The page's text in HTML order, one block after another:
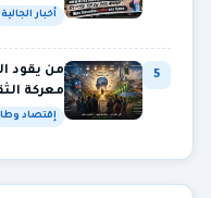
أخبار الجالية
5
من يقود
معركة
إقتصاد